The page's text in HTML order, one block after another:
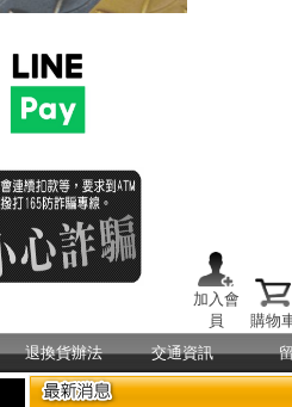
加入會
員
購物
退換貨辦法 交通資訊